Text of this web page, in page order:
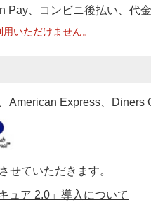
Pay、コンビニ後払い、代
いただけません。
Express、Diners
せていただきます。
ュア 2.0」導入について